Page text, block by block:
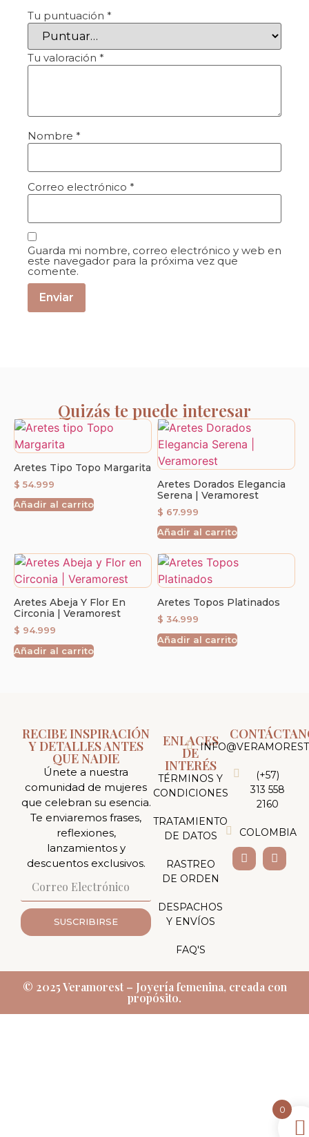
Tu puntuación *
Tu valoración *
Nombre *
Correo electrónico *
Guarda mi nombre, correo electrónico y web en
este navegador para la próxima vez que
comente.
Quizás te puede interesar
Aretes Tipo Topo Margarita
$ 54.999
Añadir al carrito
Aretes Dorados Elegancia
Serena | Veramorest
$ 67.999
Añadir al carrito
Aretes Abeja Y Flor En
Circonia | Veramorest
$ 94.999
Añadir al carrito
Aretes Topos Platinados
$ 34.999
Añadir al carrito
RECIBE INSPIRACIÓN
Y DETALLES ANTES
QUE NADIE
Únete a nuestra
comunidad de mujeres
que celebran su esencia.
Te enviaremos frases,
reflexiones,
lanzamientos y
descuentos exclusivos.
SUSCRIBIRSE
ENLACES
DE
INTERÉS
TÉRMINOS Y
CONDICIONES
TRATAMIENTO
DE DATOS
RASTREO
DE ORDEN
DESPACHOS
Y ENVÍOS
FAQ'S
(+57)
313 558
2160
COLOMBIA
© 2025 Veramorest – Joyería femenina, creada con
propósito.
0